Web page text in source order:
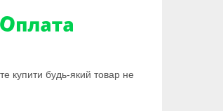
купити будь-який товар не